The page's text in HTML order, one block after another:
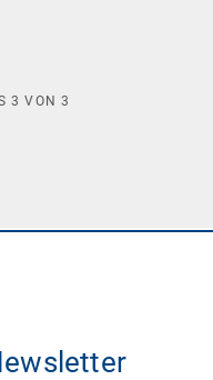
3 VON3